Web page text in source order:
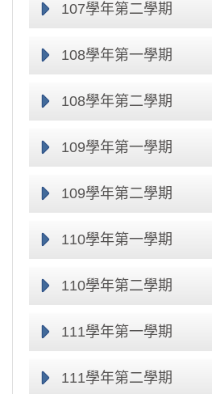
107學年第二學期
108學年第一學期
108學年第二學期
109學年第一學期
109學年第二學期
110學年第一學期
110學年第二學期
111學年第一學期
111學年第二學期